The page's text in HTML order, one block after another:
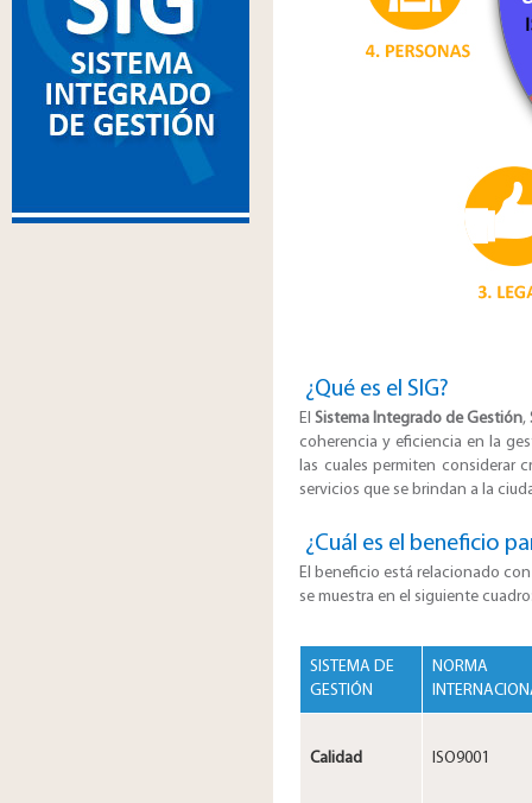
¿Qué es el SIG?
El Sistema Integrado de Gestión,
coherencia y eficiencia en la
las cuales permiten considerar
servicios que se brindan a la
​¿Cuál es el beneficio
El beneficio está relacionado
se muestra en el siguiente
SISTEMA DE
GESTIÓN
NORMA
Calidad ISO9001